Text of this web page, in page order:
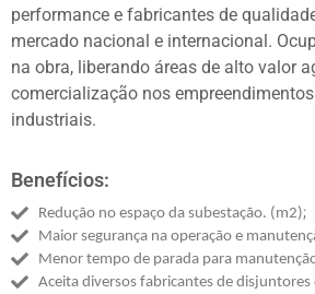
performance e fabricantes de
mercado nacional e internacional.
na obra, liberando áreas de alto valor
comercialização nos
industriais.
Benefícios:
Redução no espaço da subestação. (m2);
Maior segurança na operação e
Menor tempo de parada para
Aceita diversos fabricantes de disjuntores